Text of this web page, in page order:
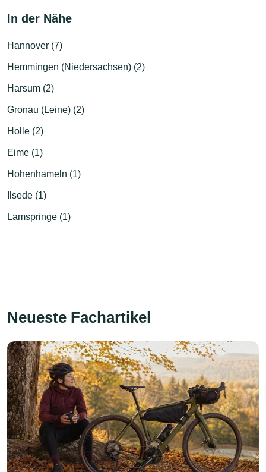
In der Nähe
Hannover (7)
Hemmingen (Niedersachsen) (2)
Harsum (2)
Gronau (Leine) (2)
Holle (2)
Eime (1)
Hohenhameln (1)
Ilsede (1)
Lamspringe (1)
Neueste Fachartikel